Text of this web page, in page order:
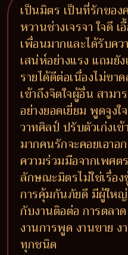
เป็นมิตร เป็นที่รักขอ
หวานช่างเจรจา ใจดี
เพื่อนมากและได้รับค
เสน่ห์อย่างแรง แถมยัง
รายได้ดีต่อเนื่องไม่ขา
เข้าถึงจิตใจผู้อื่น สาม
อย่างยอดเยี่ยม พูดจูงใ
วาทศิลป์ ปรับตัวเก่งเ
มากคนรักจะคอยเอาอ
ความร่วมมือจากเพศต
ลักษณะมิตรไม่ใช่เรื่อ
การคุ้มกันภัยดี มีผู้ให
กับงานติอต่อ การตลา
งานการพูด งานขาย ง
ทุกชนิด